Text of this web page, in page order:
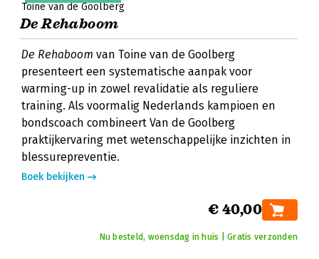
Toine van de Goolberg
De Rehaboom
De Rehaboom van Toine van de Goolberg
presenteert een systematische aanpak voor
warming-up in zowel revalidatie als reguliere
training. Als voormalig Nederlands kampioen en
bondscoach combineert Van de Goolberg
praktijkervaring met wetenschappelijke inzichten in
blessurepreventie.
Boek bekijken
€ 40,00
Nu besteld, woensdag in huis | Gratis verzonden